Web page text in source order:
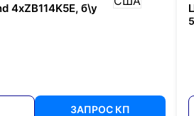
4xZB114K5E, б\у
ЗАПРОС КП